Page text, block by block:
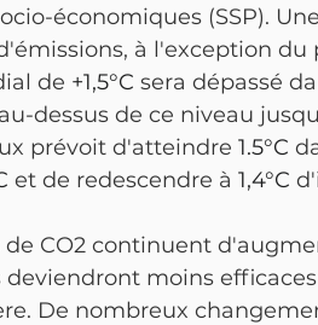
économiques (SSP).
à l'exception du
de +1,5°C sera dépassé
dessus de ce niveau
prévoit d'atteindre 1.5°C
et de redescendre à 1,4°C
de CO2 continuent
moins
De nombreux